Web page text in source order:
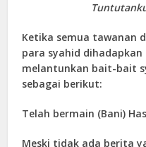
Ketika semua tawanan
para syahid dihadapkan
melantunkan bait-bait
sebagai berikut:
Telah bermain (Bani)
Meski tidak ada berita